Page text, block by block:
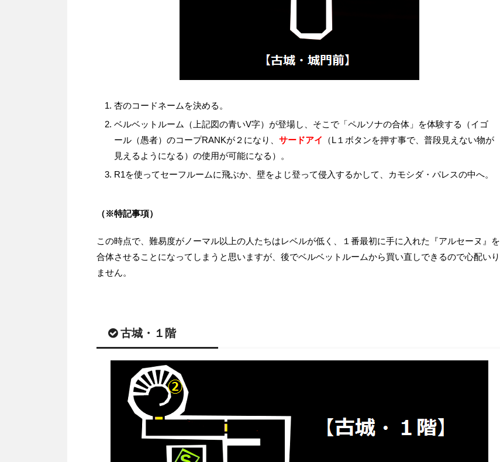
杏のコードネームを決める。
ベルベットルーム（上記図の青いV字）が登場し、そこで「ペルソナの合体」を体験する（イゴ
ール（愚者）のコープRANKが２になり、 サードアイ
（L１ボタンを押す事で、普段見えない物が
見えるようになる）の使用が可能になる）。
R1を使ってセーフルームに飛ぶか、壁をよじ登って侵入するかして、カモシダ・パレスの中へ。
（※特記事項）
この時点で、難易度がノーマル以上の人たちはレベルが低く、１番最初に手に入れた『アルセーヌ』を
合体させることになってしまうと思いますが、後でベルベットルームから買い直しできるので心配いり
ません。
古城・１階